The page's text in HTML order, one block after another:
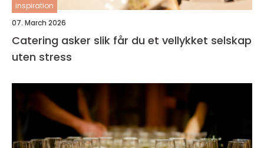
inspiration
07. March 2026
Catering asker slik får du et vellykket selskap
uten stress